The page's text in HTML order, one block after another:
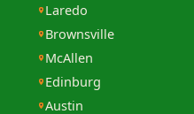
Laredo
Brownsville
McAllen
Edinburg
Austin